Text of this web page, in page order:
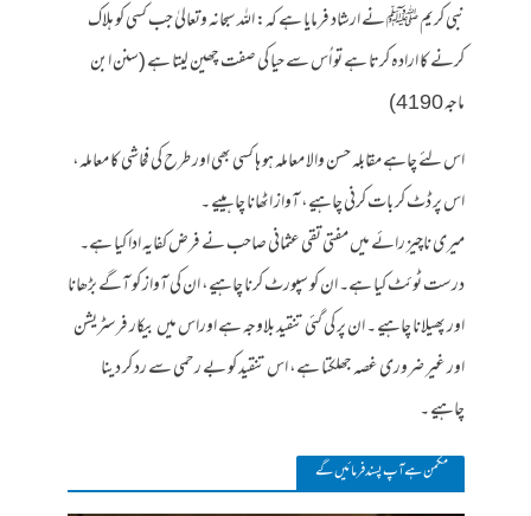
نبی کریم ﷺ نے ارشاد فرمایا ہے کہ: اللہ سبحانہ وتعالیٰ جب کسی کو ہلاک
کرنے کا ارادہ کرتا ہے تو اُس سے حیا کی صفت چھین لیتا ہے (سنن ابن
ماجہ 4190)
اس لئے چاہے مقابلہ حسن والا معاملہ ہو ہا کسی بھی اور طرح کی فحاشی کا معاملہ،
اس پر ڈٹ کر بات کرنی چاہیے، آواز اٹھانا چاہییے ۔
میری ناچیز رائے میں مفتی تقی عثمانی صاحب نے فرض کفایہ ادا کیا ہے۔
درست ٹوئٹ کیا ہے۔ ان کو سپورٹ کرنا چاہیے، ان کی آواز کو آگے بڑھانا
اور پھیلانا چاہیے ۔ ان پر کی گئی تنقید بلاوجہ ہے اوراس میں بیکار فرسٹریشن
اور غیر ضروری غصہ جھلکتا ہے، اس تنقید کو بے رحمی سے رد کر دینا
چاہیے ۔
مکمن ہےآپ پسند فرمائیں گے